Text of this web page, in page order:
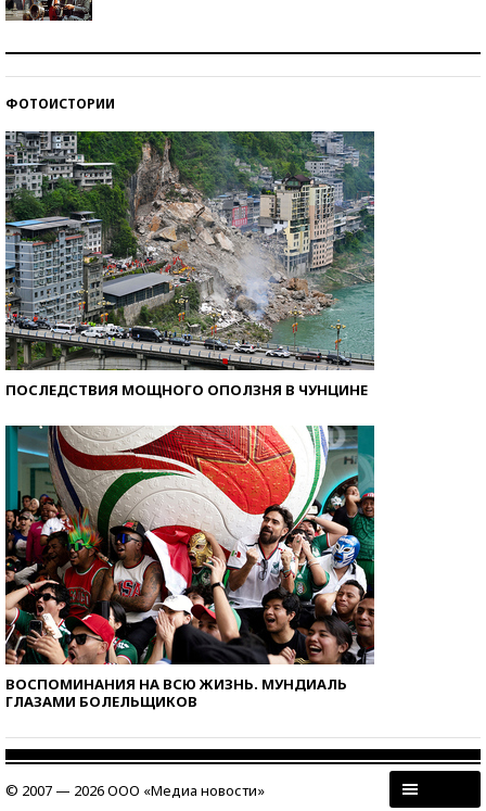
ФОТОИСТОРИИ
ПОСЛЕДСТВИЯ МОЩНОГО ОПОЛЗНЯ В ЧУНЦИНЕ
ВОСПОМИНАНИЯ НА ВСЮ ЖИЗНЬ. МУНДИАЛЬ
ГЛАЗАМИ БОЛЕЛЬЩИКОВ
© 2007 — 2026 ООО «Медиа новости»